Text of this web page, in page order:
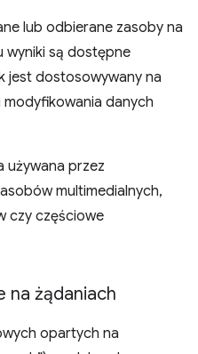
lub odbierane zasoby na
wyniki są dostępne
jest dostosowywany na
danych
używana przez
multimedialnych,
czy częściowe
na żądaniach
opartych na